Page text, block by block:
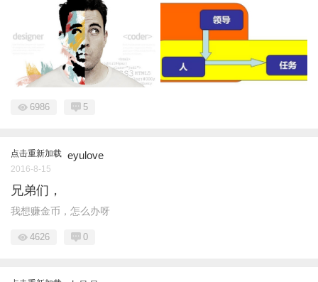
6986 5
点击重新加载 eyulove
2016-8-15
兄弟们，
我想赚金币，怎么办呀
4626 0